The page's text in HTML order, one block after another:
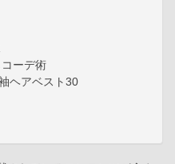
ーデ術
ヘアベスト30